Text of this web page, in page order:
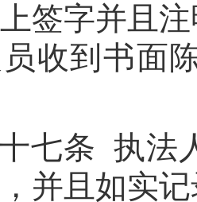
签字并且
收到书面
七条 执法
并且如实